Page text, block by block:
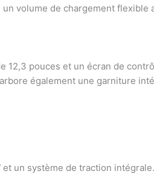
volume de chargement flexible
12,3 pouces et un écran de
également une garniture
un système de traction